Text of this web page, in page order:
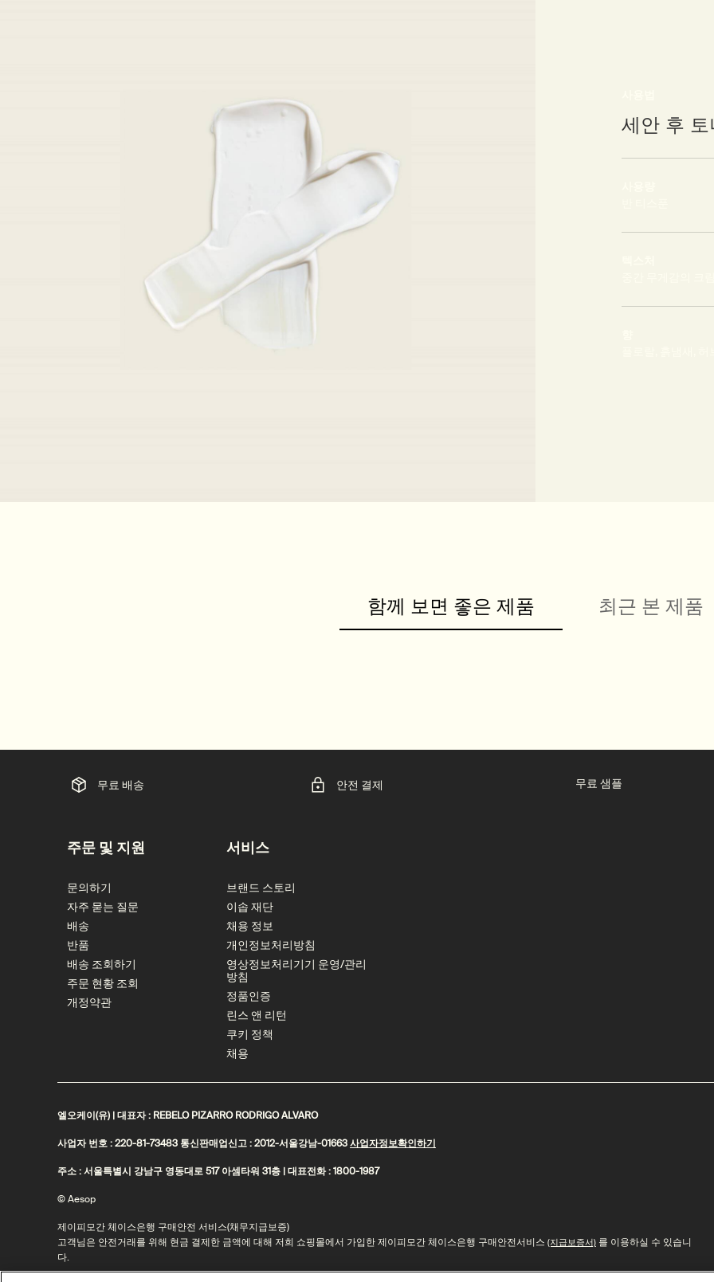
세안 후
함께 보면 좋은 제품 최근 본 제품
무료 배송 안전 결제 무료 샘플
주문 및 지원
문의하기
자주 묻는 질문
배송
반품
배송 조회하기
주문 현황 조회
개정약관
서비스
브랜드 스토리
이솝 재단
채용 정보
개인정보처리방침
영상정보처리기기 운영/관리
방침
정품인증
린스 앤 리턴
쿠키 정책
채용
엘오케이(유) | 대표자 : REBELO PIZARRO RODRIGO ALVARO
사업자 번호 : 220-81-73483 통신판매업신고 : 2012-서울강남-01663사업자정보확인하기
주소 : 서울특별시 강남구 영동대로 517 아셈타워 31층 | 대표전화 : 1800-1987
© Aesop
제이피모간 체이스은행 구매안전 서비스(채무지급보증)
고객님은 안전거래를 위해 현금 결제한 금액에 대해 저희 쇼핑몰에서 가입한 제이피모간 체이스은행 구매안전서비스 (지급보증서) 를 이용하실 수 있습니
다.